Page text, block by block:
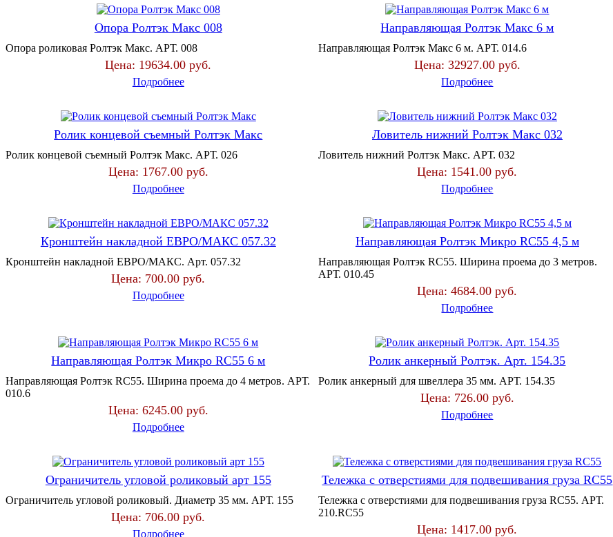
Опора Ролтэк Макс 008
Опора роликовая Ролтэк Макс. АРТ. 008
Цена: 19634.00 руб.
Подробнее
Направляющая Ролтэк Макс 6 м
Направляющая Ролтэк Макс 6 м. АРТ. 014.6
Цена: 32927.00 руб.
Подробнее
Ролик концевой съемный Ролтэк Макс
Ролик концевой съемный Ролтэк Макс. АРТ. 026
Цена: 1767.00 руб.
Подробнее
Ловитель нижний Ролтэк Макс 032
Ловитель нижний Ролтэк Макс. АРТ. 032
Цена: 1541.00 руб.
Подробнее
Кронштейн накладной ЕВРО/МАКС 057.32
Кронштейн накладной ЕВРО/МАКС. Арт. 057.32
Цена: 700.00 руб.
Подробнее
Направляющая Ролтэк Микро RC55 4,5 м
Направляющая Ролтэк RC55. Ширина проема до 3 метров.
АРТ. 010.45
Цена:4684.00 руб.
Подробнее
Направляющая Ролтэк Микро RC55 6 м
Направляющая Ролтэк RC55. Ширина проема до 4 метров. АРТ.
010.6
Цена: 6245.00 руб.
Подробнее
Ролик анкерный Ролтэк. Арт. 154.35
Ролик анкерный для швеллера 35 мм. АРТ. 154.35
Цена: 726.00 руб.
Подробнее
Ограничитель угловой роликовый арт 155
Ограничитель угловой роликовый. Диаметр 35 мм. АРТ. 155
Цена: 706.00 руб.
Подробнее
Тележка с отверстиями для подвешивания груза RC55
Тележка с отверстиями для подвешивания груза RC55. АРТ.
210.RC55
Цена: 1417.00 руб.